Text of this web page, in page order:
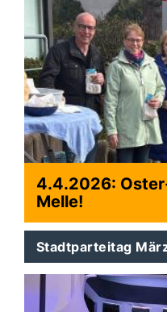
4.4.2026:
Melle!
Stadtparteitag